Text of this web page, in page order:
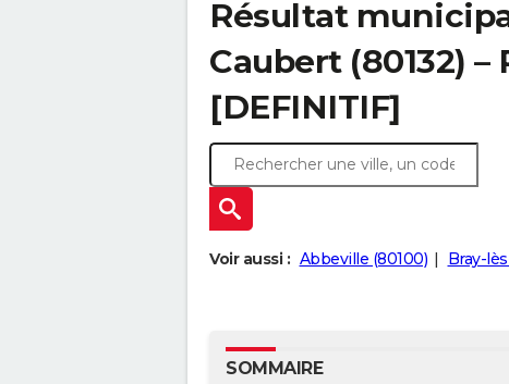
Résultat
Caubert (80132)
[DEFINITIF]
Voir aussi : Abbeville (80100) Bray-
SOMMAIRE